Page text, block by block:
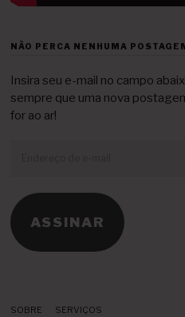
NÃO PERCA NENHUMA
Insira seu e-mail no campo
sempre que uma nova
for ao ar!
mail
ASSINAR
SOBRE SERVIÇOS